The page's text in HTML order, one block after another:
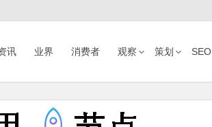
讯 业界 消费者 观察 策划 SEO